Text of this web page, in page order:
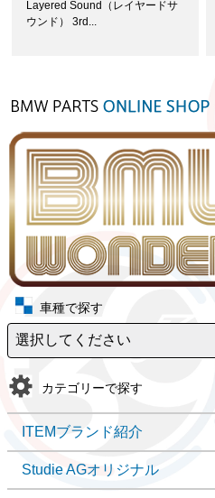
車種で探す
カテゴリーで探す
ITEMブランド紹介
Studie AGオリジナル
Layered Sound（レイヤードサ
ウンド） 3rd...